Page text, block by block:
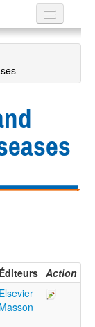
Éditeurs Action
Elsevier
Masson